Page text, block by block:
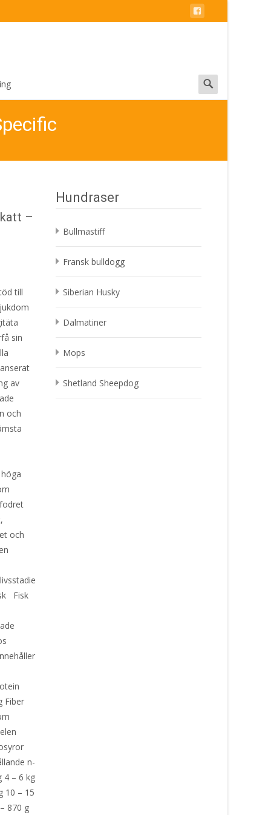
Search
for:
–
till
sin
av
och
och
Fisk
Fiber
n-
4 – 6 kg
10 – 15
870 g
Hundraser
Bullmastiff
Fransk bulldogg
Siberian Husky
Dalmatiner
Mops
Shetland Sheepdog